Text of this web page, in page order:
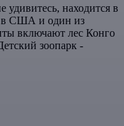
удивитесь, находится в
в США и один из
включают лес Конго
зоопарк -